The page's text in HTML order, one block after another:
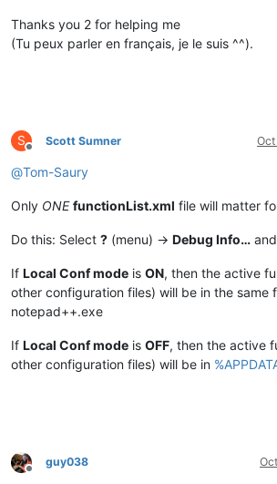
Thanks you 2 for helping me
(Tu peux parler en français, je le suis ^^).
S
Offline
Scott Sumner Oct
@Tom-Saury
Only ONE functionList.xml file will matter
Do this: Select ? (menu) -> Debug Info…
If Local Conf mode is ON, then the active
other configuration files) will be in the same
notepad++.exe
If Local Conf mode is OFF, then the active
other configuration files) will be in
Offline
guy038